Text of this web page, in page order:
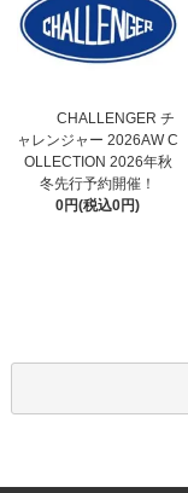
CHALLENGER チ
ャレンジャー 2026AW C
OLLECTION 2026年秋
冬先行予約開催！
0円(税込0円)